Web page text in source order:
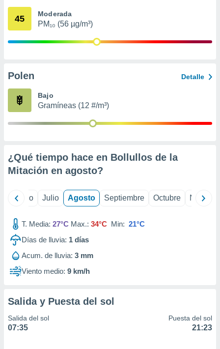
mediante
publicidad
de
45 Moderada
PM₁₀ (56 µg/m³)
Polen Detalle
Bajo
Gramíneas (12 #/m³)
¿Qué tiempo hace en Bollullos de la
Mitación en agosto?
Junio Julio Agosto Septiembre Octubre
T. Media: 27°C Max.: 34°C Min: 21°C
Días de lluvia: 1 días
Acum. de lluvia: 3 mm
Viento medio: 9 km/h
Salida y Puesta del sol
Salida del sol
07:35
Puesta del sol
21:23